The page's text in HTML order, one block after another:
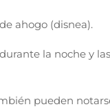
ahogo (disnea).
la noche y
pueden